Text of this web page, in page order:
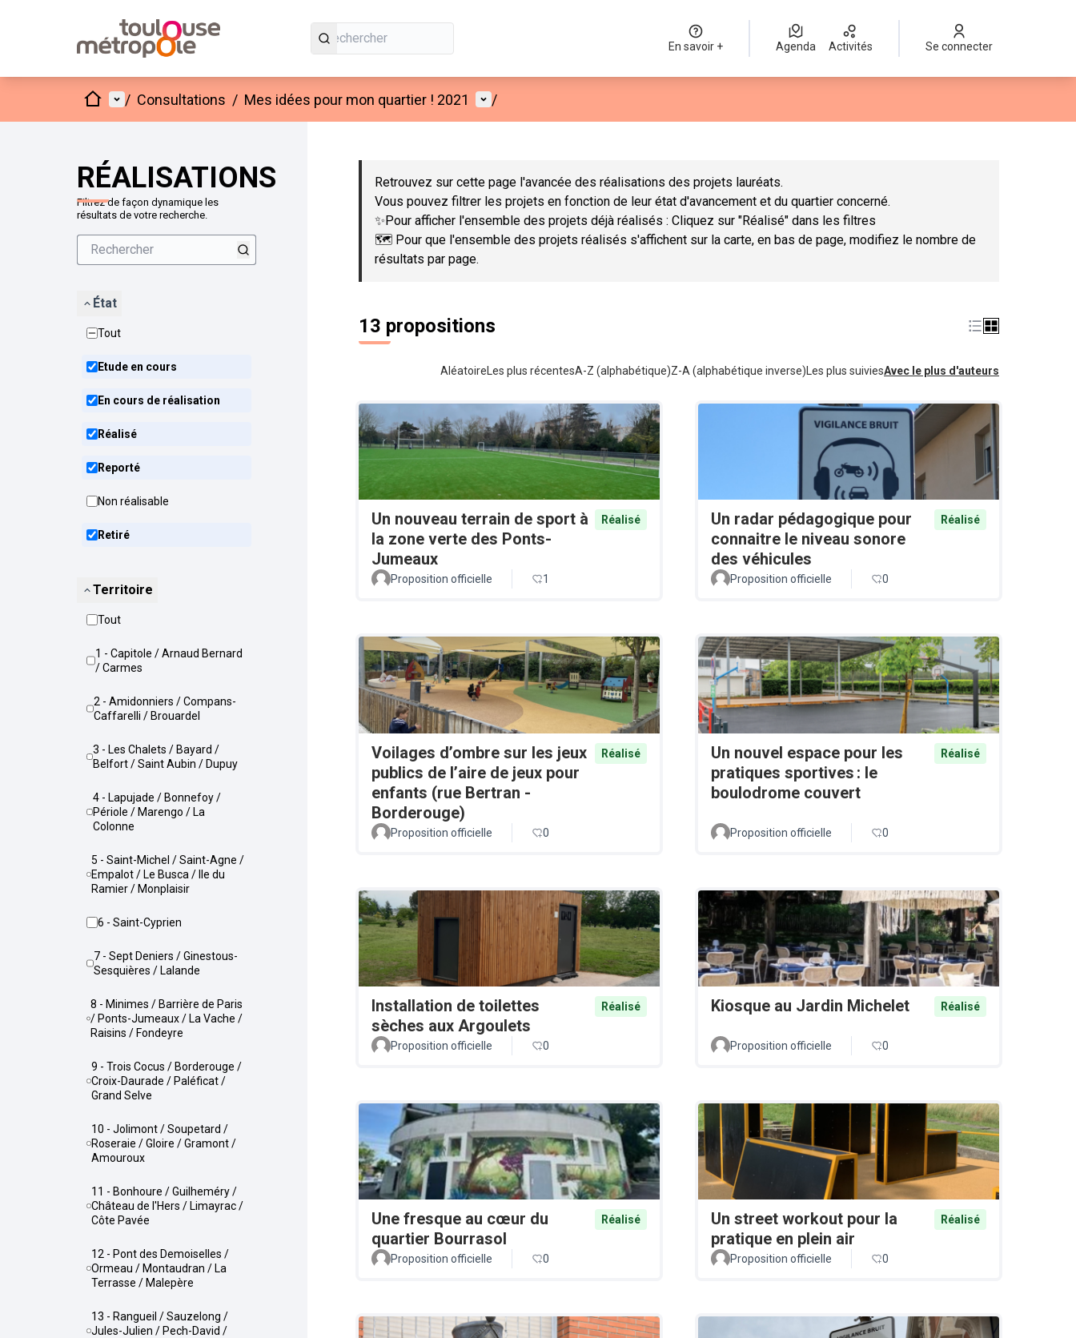
En savoir + Agenda Activités Se connecter
AccueilMenu principal
/ Consultations / Mes idées pour mon quartier ! 2021 Menu utilisateur
/
RÉALISATIONS
Filtrez de façon dynamique les
résultats de votre recherche.
État
Tout
Etude en cours
En cours de réalisation
Réalisé
Reporté
Non réalisable
Retiré
Territoire
Tout
1 - Capitole / Arnaud Bernard
/ Carmes
2 - Amidonniers / Compans-
Caffarelli / Brouardel
3 - Les Chalets / Bayard /
Belfort / Saint Aubin / Dupuy
4 - Lapujade / Bonnefoy /
Périole / Marengo / La
Colonne
5 - Saint-Michel / Saint-Agne /
Empalot / Le Busca / Ile du
Ramier / Monplaisir
6 - Saint-Cyprien
7 - Sept Deniers / Ginestous-
Sesquières / Lalande
8 - Minimes / Barrière de Paris
/ Ponts-Jumeaux / La Vache /
Raisins / Fondeyre
9 - Trois Cocus / Borderouge /
Croix-Daurade / Paléficat /
Grand Selve
10 - Jolimont / Soupetard /
Roseraie / Gloire / Gramont /
Amouroux
11 - Bonhoure / Guilheméry /
Château de l'Hers / Limayrac /
Côte Pavée
12 - Pont des Demoiselles /
Ormeau / Montaudran / La
Terrasse / Malepère
13 - Rangueil / Sauzelong /
Jules-Julien / Pech-David /
Passer la carte
Retrouvez sur cette page l'avancée des réalisations des projets lauréats.
Vous pouvez filtrer les projets en fonction de leur état d'avancement et du quartier concerné.
✨Pour afficher l'ensemble des projets déjà réalisés : Cliquez sur "Réalisé" dans les filtres
🗺️ Pour que l'ensemble des projets réalisés s'affichent sur la carte, en bas de page, modifiez le nombre de
résultats par page.
13 propositions
Aléatoire Les plus récentesA-Z (alphabétique)Z-A (alphabétique inverse) Les plus suiviesAvec le plus d'auteurs
Un nouveau terrain de sport à
la zone verte des Ponts-
Jumeaux
Réalisé
Proposition officielle 1
Un radar pédagogique pour
connaitre le niveau sonore
des véhicules
Réalisé
Proposition officielle 0
Voilages d’ombre sur les jeux
publics de l’aire de jeux pour
enfants (rue Bertran -
Borderouge)
Réalisé
Proposition officielle 0
Un nouvel espace pour les
pratiques sportives : le
boulodrome couvert
Réalisé
Proposition officielle 0
Installation de toilettes
sèches aux Argoulets
Réalisé
Proposition officielle 0
Kiosque au Jardin Michelet Réalisé
Proposition officielle 0
Une fresque au cœur du
quartier Bourrasol
Réalisé
Proposition officielle 0
Un street workout pour la
pratique en plein air
Réalisé
Proposition officielle 0